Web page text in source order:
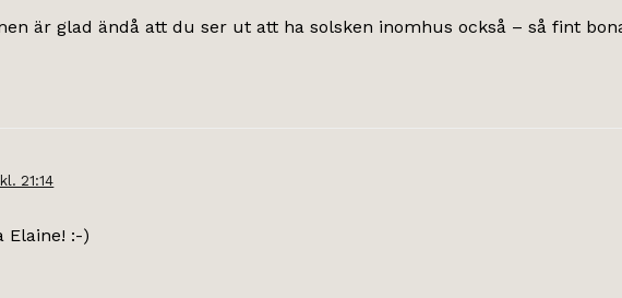
är glad ändå att du ser ut att ha solsken inomhus också – så fint
21:14
Elaine! :-)